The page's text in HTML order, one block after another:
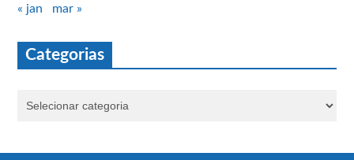
« jan mar »
Categorias